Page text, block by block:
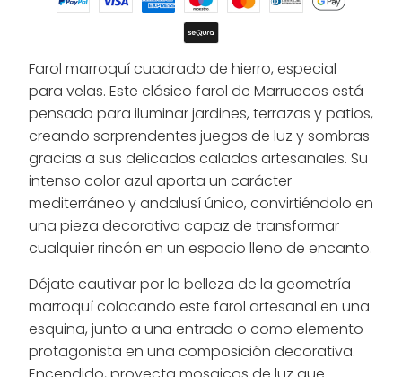
Farol marroquí cuadrado de hierro, especial
para velas. Este clásico farol de Marruecos está
pensado para iluminar jardines, terrazas y patios,
creando sorprendentes juegos de luz y sombras
gracias a sus delicados calados artesanales. Su
intenso color azul aporta un carácter
mediterráneo y andalusí único, convirtiéndolo en
una pieza decorativa capaz de transformar
cualquier rincón en un espacio lleno de encanto.
Déjate cautivar por la belleza de la geometría
marroquí colocando este farol artesanal en una
esquina, junto a una entrada o como elemento
protagonista en una composición decorativa.